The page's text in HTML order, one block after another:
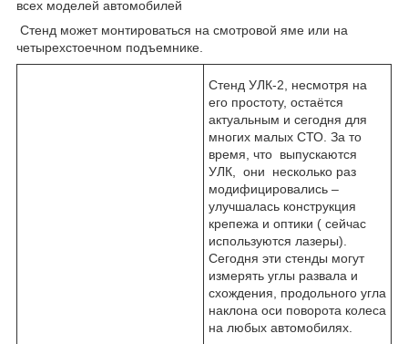
всех моделей автомобилей
Стенд может монтироваться на смотровой яме или на
четырехстоечном подъемнике.
Стенд УЛК-2, несмотря на
его простоту, остаётся
актуальным и сегодня для
многих малых СТО. За то
время, что выпускаются
УЛК, они несколько раз
модифицировались –
улучшалась конструкция
крепежа и оптики ( сейчас
используются лазеры).
Сегодня эти стенды могут
измерять углы развала и
схождения, продольного угла
наклона оси поворота колеса
на любых автомобилях.